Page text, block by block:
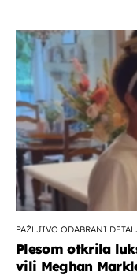
PAŽLJIVO ODABRANI
Plesom otkrila
vili Meghan